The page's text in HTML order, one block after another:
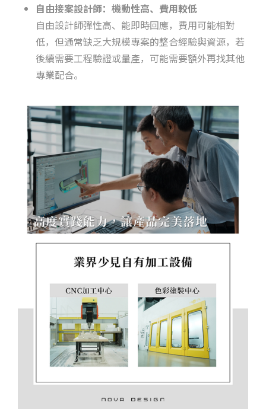
自由接案設計師：機動性高、費用較低
自由設計師彈性高、能即時回應，費用可能相對
低，但通常缺乏大規模專案的整合經驗與資源，若
後續需要工程驗證或量產，可能需要額外再找其他
專業配合。